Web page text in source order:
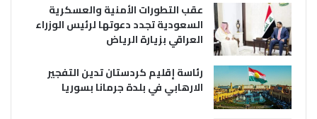
عقب التطورات الأمنية والعسكرية
السعودية تجدد دعوتها لرئيس الوزراء
العراقي بزيارة الرياض
رئاسة إقليم كردستان تدين التفجير
الارهابي في بلدة جرمانا بسوريا